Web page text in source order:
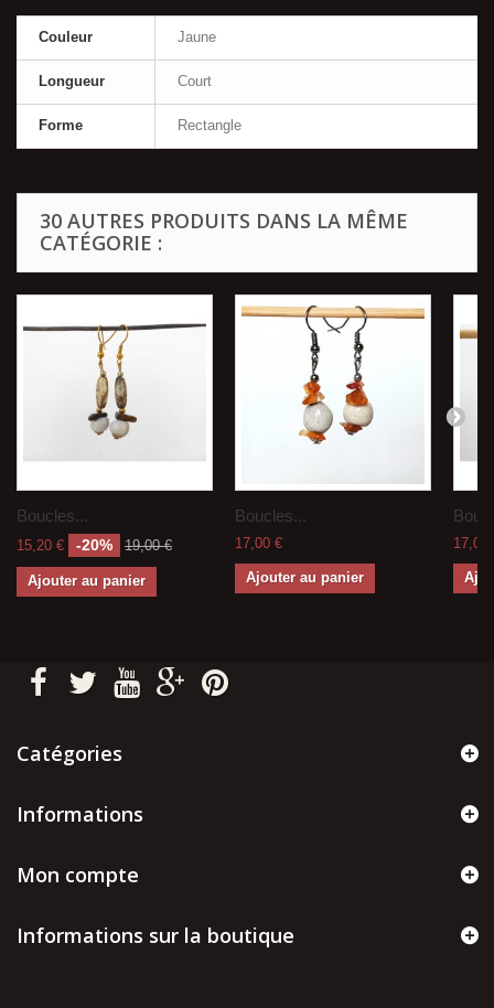
Couleur Jaune
Longueur Court
Forme Rectangle
30 AUTRES PRODUITS DANS LA MÊME
CATÉGORIE :
Boucles...
15,20 € -20% 19,00 €
Ajouter au panier
Boucles...
17,00 €
Ajouter au panier
17,00
Catégories
Informations
Mon compte
Informations sur la boutique